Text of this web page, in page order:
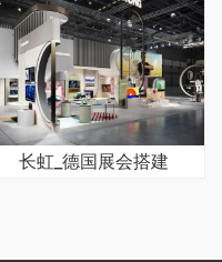
长虹_德国展会搭建